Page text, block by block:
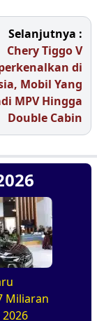
Selanjutnya :
Chery Tiggo V
di
Mobil Yang
MPV Hingga
Double Cabin
Miliaran